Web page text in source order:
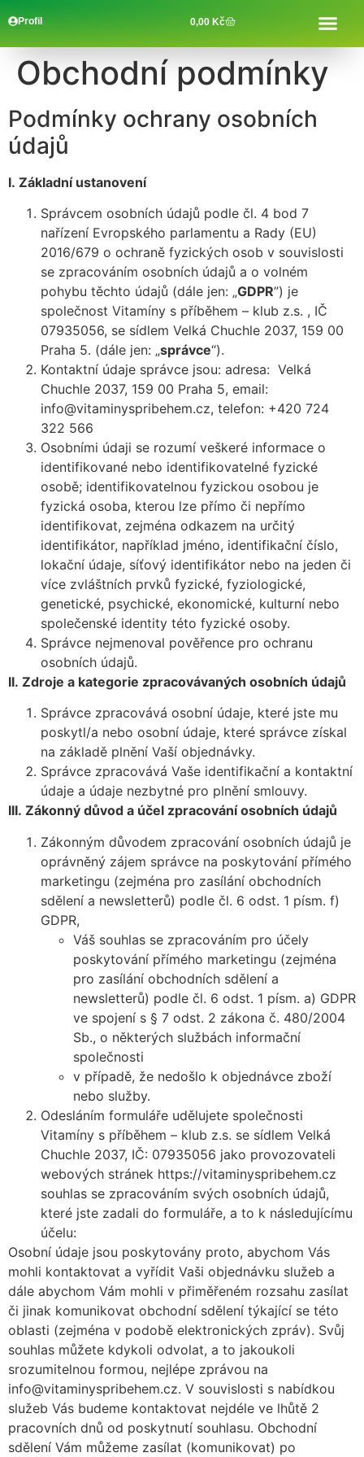
0,00 Kč
Profil
Obchodní podmínky
Podmínky ochrany osobních
údajů
I. Základní ustanovení
Správcem osobních údajů podle čl. 4 bod 7
nařízení Evropského parlamentu a Rady (EU)
2016/679 o ochraně fyzických osob v souvislosti
se zpracováním osobních údajů a o volném
pohybu těchto údajů (dále jen: „GDPR”) je
společnost Vitamíny s příběhem – klub z.s. , IČ
07935056, se sídlem Velká Chuchle 2037, 159 00
Praha 5. (dále jen: „správce“).
Kontaktní údaje správce jsou: adresa: Velká
Chuchle 2037, 159 00 Praha 5, email:
info@vitaminyspribehem.cz, telefon: +420 724
322 566
Osobními údaji se rozumí veškeré informace o
identifikované nebo identifikovatelné fyzické
osobě; identifikovatelnou fyzickou osobou je
fyzická osoba, kterou lze přímo či nepřímo
identifikovat, zejména odkazem na určitý
identifikátor, například jméno, identifikační číslo,
lokační údaje, síťový identifikátor nebo na jeden či
více zvláštních prvků fyzické, fyziologické,
genetické, psychické, ekonomické, kulturní nebo
společenské identity této fyzické osoby.
Správce nejmenoval pověřence pro ochranu
osobních údajů.
II. Zdroje a kategorie zpracovávaných osobních údajů
Správce zpracovává osobní údaje, které jste mu
poskytl/a nebo osobní údaje, které správce získal
na základě plnění Vaší objednávky.
Správce zpracovává Vaše identifikační a kontaktní
údaje a údaje nezbytné pro plnění smlouvy.
III. Zákonný důvod a účel zpracování osobních údajů
Zákonným důvodem zpracování osobních údajů je
oprávněný zájem správce na poskytování přímého
marketingu (zejména pro zasílání obchodních
sdělení a newsletterů) podle čl. 6 odst. 1 písm. f)
GDPR,
Váš souhlas se zpracováním pro účely
poskytování přímého marketingu (zejména
pro zasílání obchodních sdělení a
newsletterů) podle čl. 6 odst. 1 písm. a) GDPR
ve spojení s § 7 odst. 2 zákona č. 480/2004
Sb., o některých službách informační
společnosti
v případě, že nedošlo k objednávce zboží
nebo služby.
Odesláním formuláře udělujete společnosti
Vitamíny s příběhem – klub z.s. se sídlem Velká
Chuchle 2037, IČ: 07935056 jako provozovateli
webových stránek https://vitaminyspribehem.cz
souhlas se zpracováním svých osobních údajů,
které jste zadali do formuláře, a to k následujícímu
účelu:
Osobní údaje jsou poskytovány proto, abychom Vás
mohli kontaktovat a vyřídit Vaši objednávku služeb a
dále abychom Vám mohli v přiměřeném rozsahu zasílat
či jinak komunikovat obchodní sdělení týkající se této
oblasti (zejména v podobě elektronických zpráv). Svůj
souhlas můžete kdykoli odvolat, a to jakoukoli
srozumitelnou formou, nejlépe zprávou na
info@vitaminyspribehem.cz. V souvislosti s nabídkou
služeb Vás budeme kontaktovat nejdéle ve lhůtě 2
pracovních dnů od poskytnutí souhlasu. Obchodní
sdělení Vám můžeme zasílat (komunikovat) po